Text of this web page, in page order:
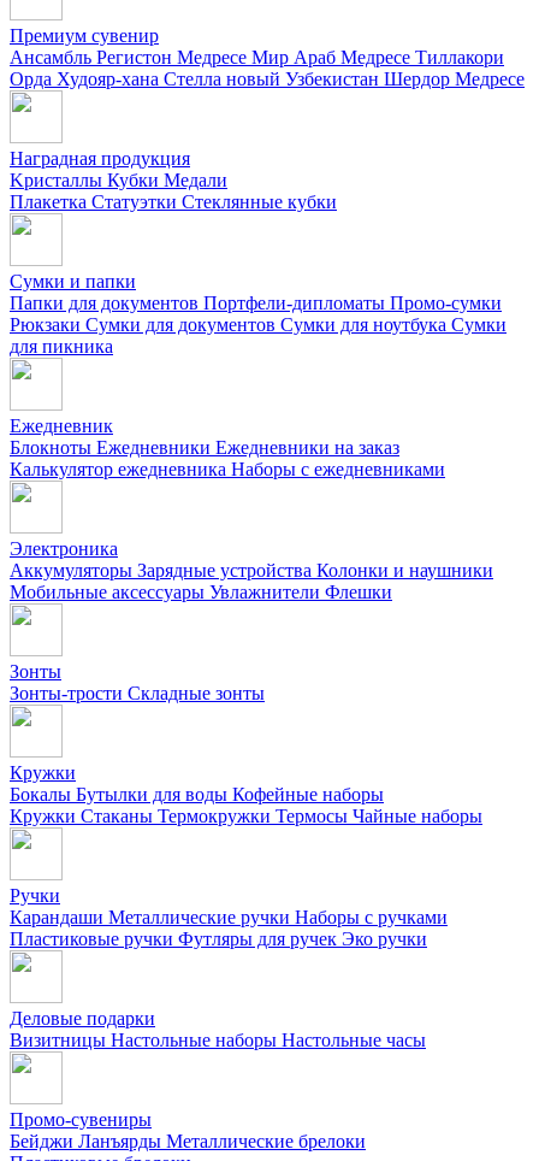
Премиум сувенир
Ансамбль Регистон Медресе Мир Араб Медресе Тиллакори
Орда Худояр-хана Стелла новый Узбекистан Шердор Медресе
Наградная продукция
Kристаллы Кубки Медали
Плакетка Статуэтки Стеклянные кубки
Сумки и папки
Папки для документов Портфели-дипломаты Промо-сумки
Рюкзаки Сумки для документов Сумки для ноутбука Сумки
для пикника
Ежедневник
Блокноты Ежедневники Ежедневники на заказ
Калькулятор ежедневника Наборы с ежедневниками
Электроника
Аккумуляторы Зарядные устройства Колонки и наушники
Мобильные аксессуары Увлажнители Флешки
Зонты
Зонты-трости Складные зонты
Кружки
Бокалы Бутылки для воды Кофейные наборы
Кружки Стаканы Термокружки Термосы Чайные наборы
Ручки
Карандаши Металлические ручки Наборы с ручками
Пластиковые ручки Футляры для ручек Эко ручки
Деловые подарки
Визитницы Настольные наборы Настольные часы
Промо-сувениры
Бейджи Ланъярды Металлические брелоки